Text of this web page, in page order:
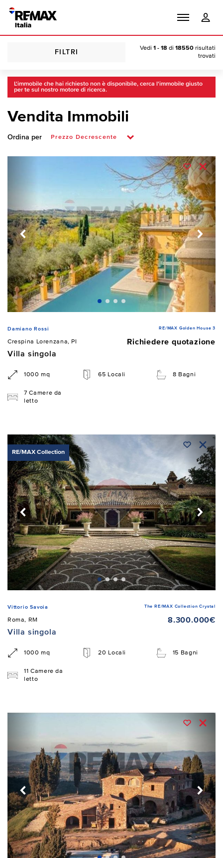
FILTRI
Vedi 1 - 18 di 18550 risultati
trovati
L'immobile che hai richiesto non è disponibile, cerca l'immobile giusto
per te sul nostro motore di ricerca.
Vendita Immobili
Ordina per
Damiano Rossi RE/MAX Golden House 3
Crespina Lorenzana, PI
Richiedere quotazione
Villa singola
1000 mq 65 Locali 8 Bagni
7 Camere da
letto
RE/MAX Collection
Vittorio Savoia The RE/MAX Collection Crystal
Roma, RM
8.300.000€
Villa singola
1000 mq 20 Locali 15 Bagni
11 Camere da
letto